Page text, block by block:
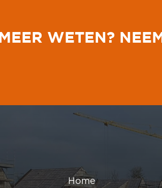
WETEN?
Home